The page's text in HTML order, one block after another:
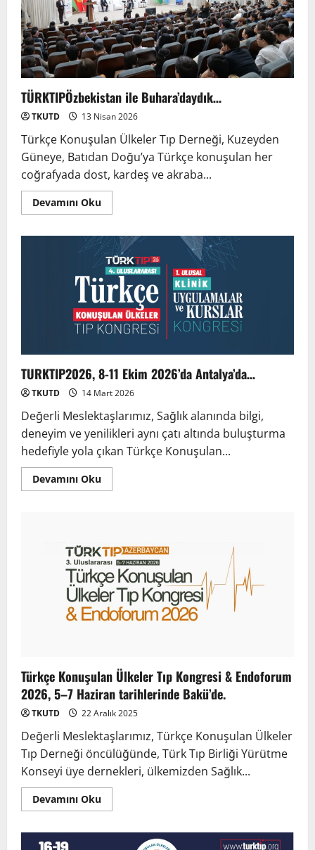
TÜRKTIPÖzbekistan ile Buhara’daydık…
TKUTD 13 Nisan 2026
Türkçe Konuşulan Ülkeler Tıp Derneği, Kuzeyden
Güneye, Batıdan Doğu’ya Türkçe konuşulan her
coğrafyada dost, kardeş ve akraba...
Devamını Oku
TURKTIP2026, 8-11 Ekim 2026’da Antalya’da…
TKUTD 14 Mart 2026
Değerli Meslektaşlarımız, Sağlık alanında bilgi,
deneyim ve yenilikleri aynı çatı altında buluşturma
hedefiyle yola çıkan Türkçe Konuşulan...
Devamını Oku
Türkçe Konuşulan Ülkeler Tıp Kongresi & Endoforum
2026, 5–7 Haziran tarihlerinde Bakü’de.
TKUTD 22 Aralık 2025
Değerli Meslektaşlarımız, Türkçe Konuşulan Ülkeler
Tıp Derneği öncülüğünde, Türk Tıp Birliği Yürütme
Konseyi üye dernekleri, ülkemizden Sağlık...
Devamını Oku